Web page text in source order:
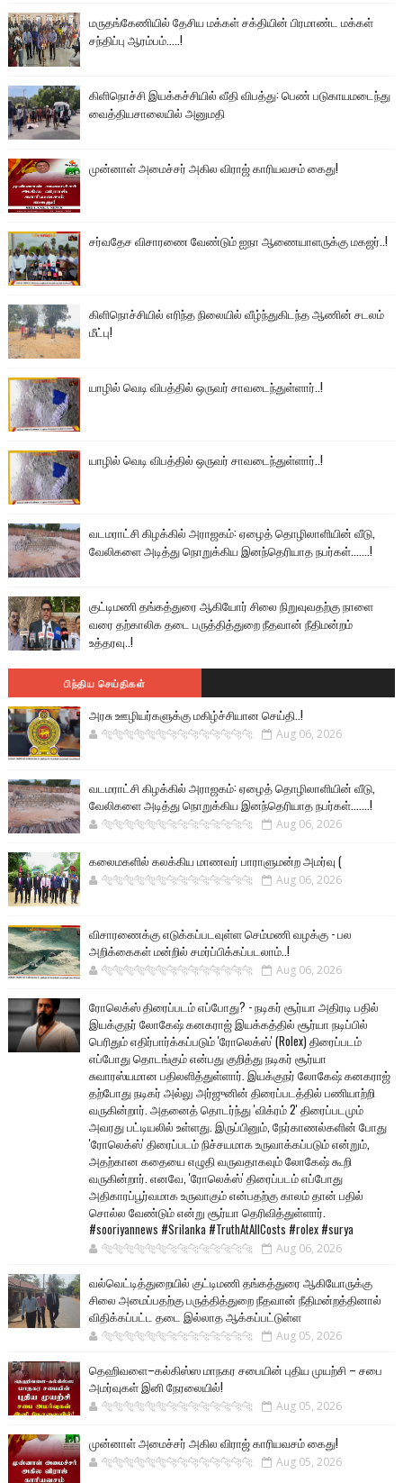
மருதங்கேணியில் தேசிய மக்கள் சக்தியின் பிரமாண்ட மக்கள்
சந்திப்பு ஆரம்பம்.....!
கிளிநொச்சி இயக்கச்சியில் வீதி விபத்து: பெண் படுகாயமடைந்து
வைத்தியசாலையில் அனுமதி
முன்னாள் அமைச்சர் அகில விராஜ் காரியவசம் கைது!
சர்வதேச விசாரணை வேண்டும் ஐநா ஆணையாளருக்கு மகஜர்..!
கிளிநொச்சியில் எரிந்த நிலையில் வீழ்ந்துகிடந்த ஆணின் சடலம்
மீட்பு!
யாழில் வெடி விபத்தில் ஒருவர் சாவடைந்துள்ளார்..!
யாழில் வெடி விபத்தில் ஒருவர் சாவடைந்துள்ளார்..!
வடமராட்சி கிழக்கில் அராஜகம்: ஏழைத் தொழிலாளியின் வீடு,
வேலிகளை அடித்து நொறுக்கிய இனந்தெரியாத நபர்கள்.......!
குட்டிமணி தங்கத்துரை ஆகியோர் சிலை நிறுவுவதற்கு நாளை
வரை தற்காலிக தடை பருத்தித்துறை நீதவான் நீதிமன்றம்
உத்தரவு..!
பிந்திய செய்திகள்
அரசு ஊழியர்களுக்கு மகிழ்ச்சியான செய்தி..!
🐅🐅🐅🐅🐅🐅🐆🐆🐆🐆🐆🐆🐆🐆 Aug 06, 2026
வடமராட்சி கிழக்கில் அராஜகம்: ஏழைத் தொழிலாளியின் வீடு,
வேலிகளை அடித்து நொறுக்கிய இனந்தெரியாத நபர்கள்.......!
🐅🐅🐅🐅🐅🐅🐆🐆🐆🐆🐆🐆🐆🐆 Aug 06, 2026
கலைமகளில் கலக்கிய மாணவர் பாராளுமன்ற அமர்வு (
🐅🐅🐅🐅🐅🐅🐆🐆🐆🐆🐆🐆🐆🐆 Aug 06, 2026
விசாரணைக்கு எடுக்கப்படவுள்ள செம்மணி வழக்கு - பல
அறிக்கைகள் மன்றில் சமர்ப்பிக்கப்படலாம்..!
🐅🐅🐅🐅🐅🐅🐆🐆🐆🐆🐆🐆🐆🐆 Aug 06, 2026
ரோலெக்ஸ் திரைப்படம் எப்போது? - நடிகர் சூர்யா அதிரடி பதில்
இயக்குநர் லோகேஷ் கனகராஜ் இயக்கத்தில் சூர்யா நடிப்பில்
பெரிதும் எதிர்பார்க்கப்படும் 'ரோலெக்ஸ்' (Rolex) திரைப்படம்
எப்போது தொடங்கும் என்பது குறித்து நடிகர் சூர்யா
சுவாரஸ்யமான பதிலளித்துள்ளார். இயக்குநர் லோகேஷ் கனகராஜ்
தற்போது நடிகர் அல்லு அர்ஜுனின் திரைப்படத்தில் பணியாற்றி
வருகின்றார். அதனைத் தொடர்ந்து 'விக்ரம் 2' திரைப்படமும்
அவரது பட்டியலில் உள்ளது. இருப்பினும், நேர்காணல்களின் போது
'ரோலெக்ஸ்' திரைப்படம் நிச்சயமாக உருவாக்கப்படும் என்றும்,
அதற்கான கதையை எழுதி வருவதாகவும் லோகேஷ் கூறி
வருகின்றார். எனவே, 'ரோலெக்ஸ்' திரைப்படம் எப்போது
அதிகாரப்பூர்வமாக உருவாகும் என்பதற்கு காலம் தான் பதில்
சொல்ல வேண்டும் என்று சூர்யா தெரிவித்துள்ளார்.
#sooriyannews #Srilanka #TruthAtAllCosts #rolex #surya
🐅🐅🐅🐅🐅🐅🐆🐆🐆🐆🐆🐆🐆🐆 Aug 06, 2026
வல்வெட்டித்துறையில் குட்டிமணி தங்கத்துரை ஆகியோருக்கு
சிலை அமைப்பதற்கு பருத்தித்துறை நீதவான் நீதிமன்றத்தினால்
விதிக்கப்பட்ட தடை இல்லாத ஆக்கப்பட்டுள்ள
🐅🐅🐅🐅🐅🐅🐆🐆🐆🐆🐆🐆🐆🐆 Aug 05, 2026
தெஹிவளை–கல்கிஸ்ஸ மாநகர சபையின் புதிய முயற்சி – சபை
அமர்வுகள் இனி நேரலையில்!
🐅🐅🐅🐅🐅🐅🐆🐆🐆🐆🐆🐆🐆🐆 Aug 05, 2026
முன்னாள் அமைச்சர் அகில விராஜ் காரியவசம் கைது!
🐅🐅🐅🐅🐅🐅🐆🐆🐆🐆🐆🐆🐆🐆 Aug 05, 2026